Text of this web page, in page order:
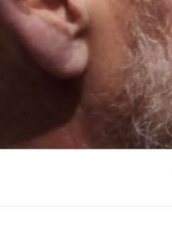
Zum
Inhalt
springen